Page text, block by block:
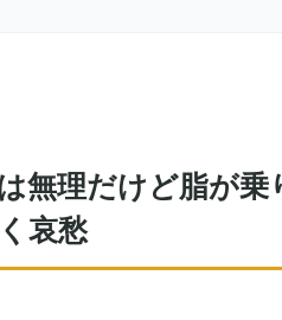
無理だけど脂が乗
哀愁